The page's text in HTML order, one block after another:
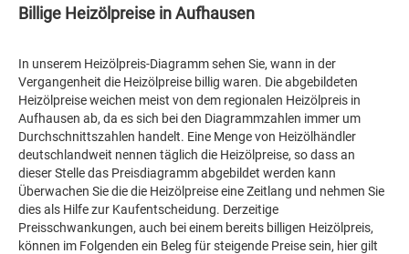
Billige Heizölpreise in Aufhausen
In unserem Heizölpreis-Diagramm sehen Sie, wann in der
Vergangenheit die Heizölpreise billig waren. Die abgebildeten
Heizölpreise weichen meist von dem regionalen Heizölpreis in
Aufhausen ab, da es sich bei den Diagrammzahlen immer um
Durchschnittszahlen handelt. Eine Menge von Heizölhändler
deutschlandweit nennen täglich die Heizölpreise, so dass an
dieser Stelle das Preisdiagramm abgebildet werden kann
Überwachen Sie die die Heizölpreise eine Zeitlang und nehmen Sie
dies als Hilfe zur Kaufentscheidung. Derzeitige
Preisschwankungen, auch bei einem bereits billigen Heizölpreis,
können im Folgenden ein Beleg für steigende Preise sein, hier gilt